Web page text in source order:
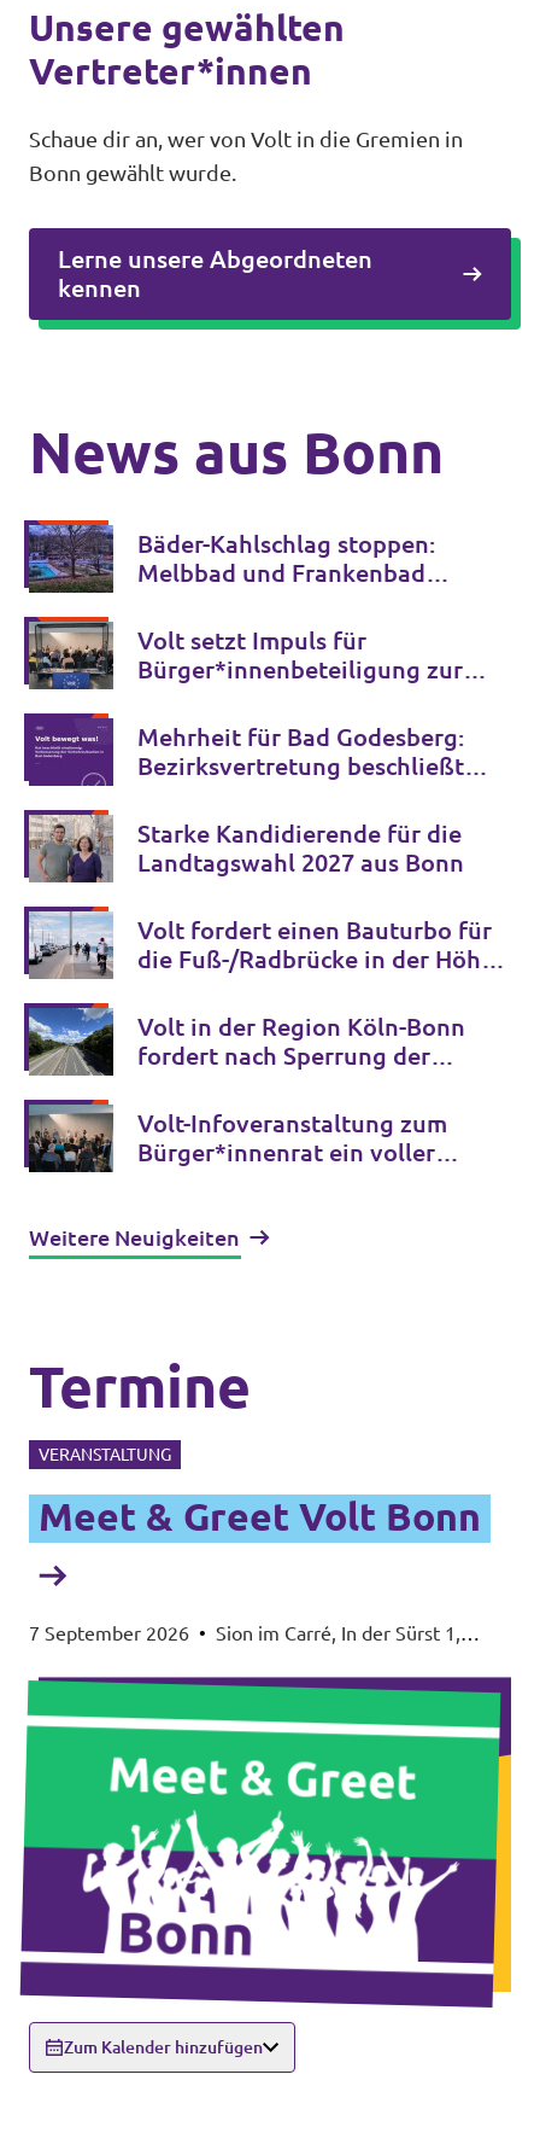
Unsere gewählten
Vertreter*innen
Schaue dir an, wer von Volt in die Gremien in
Bonn gewählt wurde.
Lerne unsere Abgeordneten
kennen
News aus Bonn
Bäder-Kahlschlag stoppen:
Melbbad und Frankenbad
Volt setzt Impuls für
Bürger*innenbeteiligung zur
Mehrheit für Bad Godesberg:
Bezirksvertretung beschließt
Starke Kandidierende für die
Landtagswahl 2027 aus Bonn
Volt fordert einen Bauturbo für
die Fuß-/Radbrücke in der Höhe
Seilbahn
Volt in der Region Köln-Bonn
fordert nach Sperrung der
Volt-Infoveranstaltung zum
Bürger*innenrat ein voller
Weitere Neuigkeiten
Termine
VERANSTALTUNG
Meet & Greet Volt Bonn
7 September 2026 • Sion im Carré, In der Sürst 1,
Zum Kalender hinzufügen